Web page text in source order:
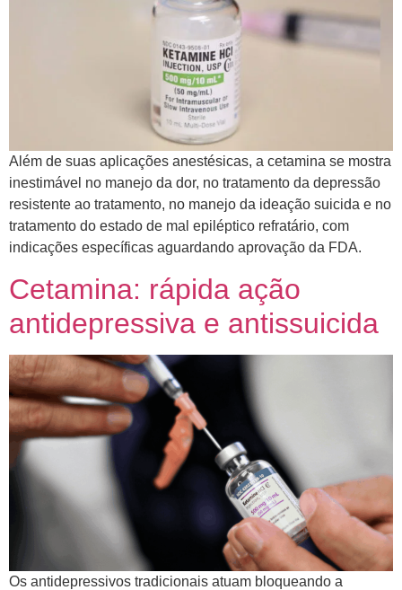
Além de suas aplicações anestésicas, a cetamina se mostra
inestimável no manejo da dor, no tratamento da depressão
resistente ao tratamento, no manejo da ideação suicida e no
tratamento do estado de mal epiléptico refratário, com
indicações específicas aguardando aprovação da FDA.
Cetamina: rápida ação
antidepressiva e antissuicida
Os antidepressivos tradicionais atuam bloqueando a